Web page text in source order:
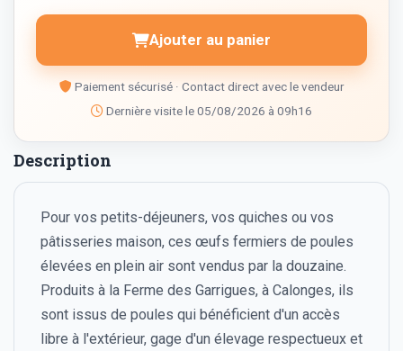
Ajouter au panier
Paiement sécurisé · Contact direct avec le vendeur
Dernière visite le 05/08/2026 à 09h16
Description
Pour vos petits-déjeuners, vos quiches ou vos
pâtisseries maison, ces œufs fermiers de poules
élevées en plein air sont vendus par la douzaine.
Produits à la Ferme des Garrigues, à Calonges, ils
sont issus de poules qui bénéficient d'un accès
libre à l'extérieur, gage d'un élevage respectueux et